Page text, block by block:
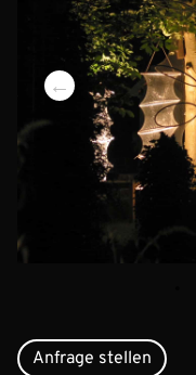
Anfrage stellen